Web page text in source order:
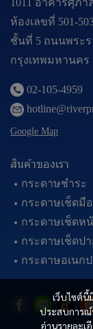
เว็บไซต์นี้
ประสบการณ์
อ่านรายละเ
ห้องเลขที่ 501-
ชั้นที่ 5 ถนนพระ
กรุงเทพมหานคร
02-105-4959
Google Map
สินค้าของเรา
กระดาษชำระ
กระดาษเช็ดมือ
กระดาษเช็ดห
กระดาษเช็ดป
กระดาษอเนก